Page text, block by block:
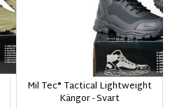
Mil Tec® Tactical Lightweight
Kängor - Svart